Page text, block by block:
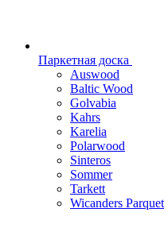
Паркетная доска
Auswood
Baltic Wood
Golvabia
Kahrs
Karelia
Polarwood
Sinteros
Sommer
Tarkett
Wicanders Parquet